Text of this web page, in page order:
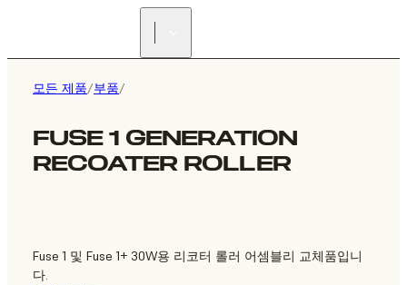
모든 제품/부품/
FUSE 1 GENERATION
RECOATER ROLLER
Fuse 1 및 Fuse 1+ 30W용 리코터 롤러 어셈블리 교체품입니
다.